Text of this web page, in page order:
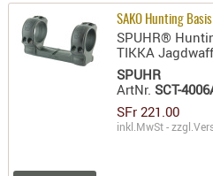
SAKO Hunting Basis
SPUHR®
TIKKA
SPUHR
ArtNr.SCT-
SFr 221.00
inkl.MwSt - zzgl.